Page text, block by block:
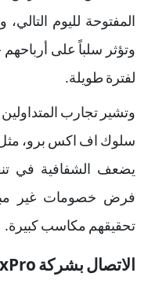
المفتوحة لليوم
وتؤثر سلباً على
لفترة طويلة.
وتشير تجارب
سلوك اف اكس برو، مثل
يضعف الشفافية في
فرض خصومات غير
تحقيقهم مكاسب كبيرة.
الاتصال بشركة FxPro